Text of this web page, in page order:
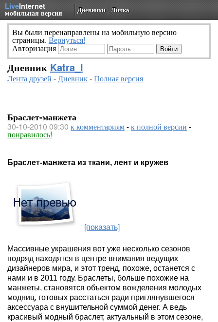
LiveInternet
мобильная версия Дневники Личка
Вы были перенаправлены на мобильную версию
страницы. Вернуться!
Авторизация
Дневник Katra_I
Лента друзей -Дневник-Полная версия
Браслет-манжета
30-10-2010 09:30 к комментариям-к полной версии -
понравилось!
Браслет-манжета из ткани, лент и кружев
[показать]
Массивные украшения вот уже несколько сезонов
подряд находятся в центре внимания ведущих
дизайнеров мира, и этот тренд, похоже, останется с
нами и в 2011 году. Браслеты, больше похожие на
манжеты, становятся объектом вожделения молодых
модниц, готовых расстаться ради приглянувшегося
аксессуара с внушительной суммой денег. А ведь
красивый модный браслет, актуальный в этом сезоне,